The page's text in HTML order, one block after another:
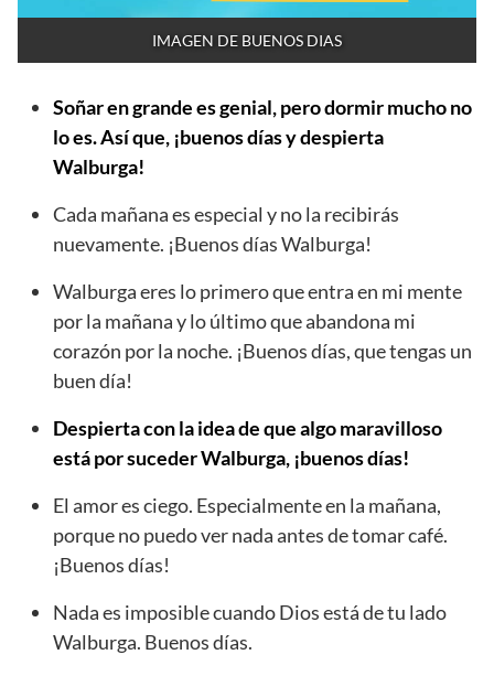
IMAGEN DE BUENOS DIAS
Soñar en grande es genial, pero dormir mucho no
lo es. Así que, ¡buenos días y despierta
Walburga!
Cada mañana es especial y no la recibirás
nuevamente. ¡Buenos días Walburga!
Walburga eres lo primero que entra en mi mente
por la mañana y lo último que abandona mi
corazón por la noche. ¡Buenos días, que tengas un
buen día!
Despierta con la idea de que algo maravilloso
está por suceder Walburga, ¡buenos días!
El amor es ciego. Especialmente en la mañana,
porque no puedo ver nada antes de tomar café.
¡Buenos días!
Nada es imposible cuando Dios está de tu lado
Walburga. Buenos días.